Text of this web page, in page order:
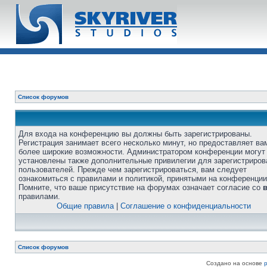
Список форумов
Для входа на конференцию вы должны быть зарегистрированы.
Регистрация занимает всего несколько минут, но предоставляет
более широкие возможности. Администратором конференции
установлены также дополнительные привилегии для
пользователей. Прежде чем зарегистрироваться, вам следует
ознакомиться с правилами и политикой, принятыми на
Помните, что ваше присутствие на форумах означает согласие со
правилами.
Общие правила| Соглашение о конфиденциальности
Список форумов
Создано на основе